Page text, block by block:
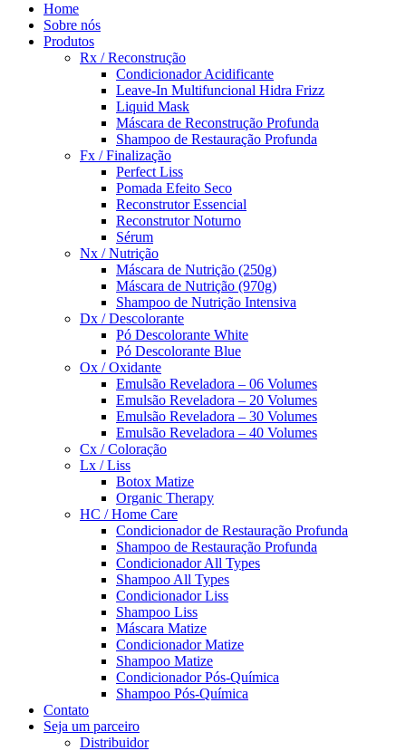
Home
Sobre nós
Produtos
Rx / Reconstrução
Condicionador Acidificante
Leave-In Multifuncional Hidra Frizz
Liquid Mask
Máscara de Reconstrução Profunda
Shampoo de Restauração Profunda
Fx / Finalização
Perfect Liss
Pomada Efeito Seco
Reconstrutor Essencial
Reconstrutor Noturno
Sérum
Nx / Nutrição
Máscara de Nutrição (250g)
Máscara de Nutrição (970g)
Shampoo de Nutrição Intensiva
Dx / Descolorante
Pó Descolorante White
Pó Descolorante Blue
Ox / Oxidante
Emulsão Reveladora – 06 Volumes
Emulsão Reveladora – 20 Volumes
Emulsão Reveladora – 30 Volumes
Emulsão Reveladora – 40 Volumes
Cx / Coloração
Lx / Liss
Botox Matize
Organic Therapy
HC / Home Care
Condicionador de Restauração Profunda
Shampoo de Restauração Profunda
Condicionador All Types
Shampoo All Types
Condicionador Liss
Shampoo Liss
Máscara Matize
Condicionador Matize
Shampoo Matize
Condicionador Pós-Química
Shampoo Pós-Química
Contato
Seja um parceiro
Distribuidor